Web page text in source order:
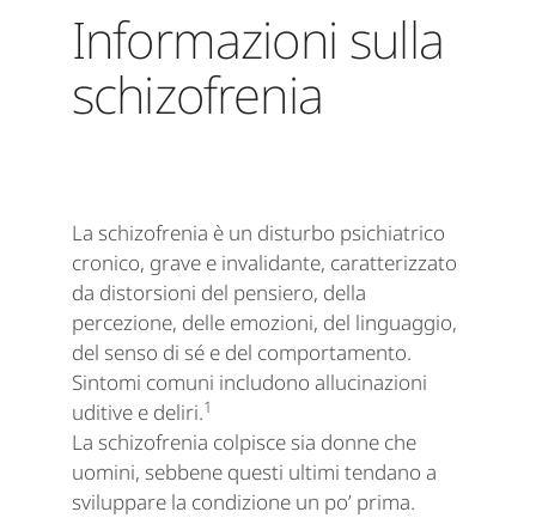
Informazioni sulla
schizofrenia
La schizofrenia è un disturbo psichiatrico
cronico, grave e invalidante, caratterizzato
da distorsioni del pensiero, della
percezione, delle emozioni, del linguaggio,
del senso di sé e del comportamento.
Sintomi comuni includono allucinazioni
uditive e deliri.1
La schizofrenia colpisce sia donne che
uomini, sebbene questi ultimi tendano a
sviluppare la condizione un po’ prima.